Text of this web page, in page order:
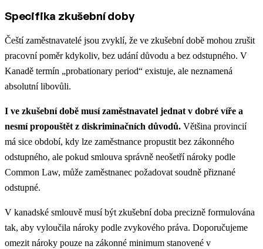
Specifika zkušební doby
Čeští zaměstnavatelé jsou zvyklí, že ve zkušební době mohou zrušit
pracovní poměr kdykoliv, bez udání důvodu a bez odstupného. V
Kanadě termín „probationary period“ existuje, ale neznamená
absolutní libovůli.
I ve zkušební době musí zaměstnavatel jednat v dobré víře a
nesmí propouštět z diskriminačních důvodů. Většina provincií
má sice období, kdy lze zaměstnance propustit bez zákonného
odstupného, ale pokud smlouva správně neošetří nároky podle
Common Law, může zaměstnanec požadovat soudně přiznané
odstupné.
V kanadské smlouvě musí být zkušební doba precizně formulována
tak, aby vyloučila nároky podle zvykového práva. Doporučujeme
omezit nároky pouze na zákonné minimum stanovené v